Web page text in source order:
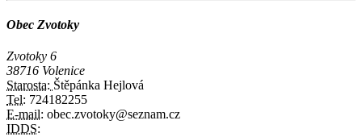
Obec Zvotoky
Zvotoky 6
38716 Volenice
Starosta: Štěpánka Hejlová
Tel: 724182255
E-mail: obec.zvotoky@seznam.cz
IDDS: